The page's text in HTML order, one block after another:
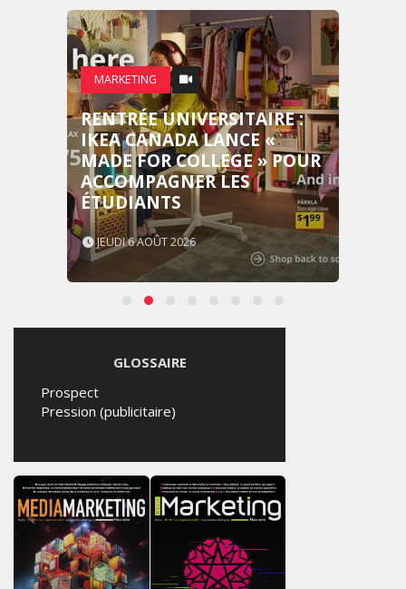
MARKETING
RENTRÉE UNIVERSITAIRE :
IKEA CANADA LANCE «
MADE FOR COLLEGE » POUR
ACCOMPAGNER LES
ÉTUDIANTS
JEUDI 6 AOÛT 2026
GLOSSAIRE
Prospect
Pression (publicitaire)